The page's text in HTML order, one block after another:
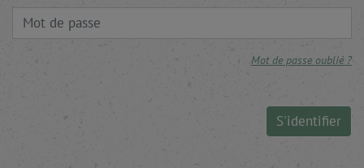
Mot de passe oublié ?
S'identifier